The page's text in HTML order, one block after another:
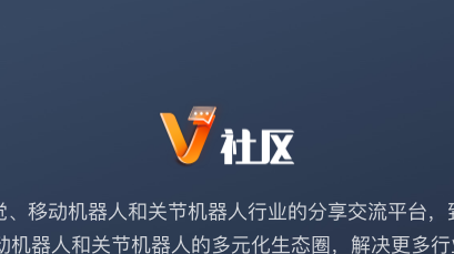
移动机器人和关节机器人行业的分享交流平台
机器人和关节机器人的多元化生态圈，解决更多